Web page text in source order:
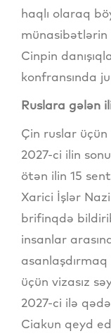
haqlı olaraq
münasibətlərin
Cinpin
konfransında
Ruslara gələn
Çin ruslar
2027-ci ilin
ötən ilin 15
Xarici İşlər
brifinqdə
insanlar
üçün vizasız
2027-ci ilə
Ciakun qeyd